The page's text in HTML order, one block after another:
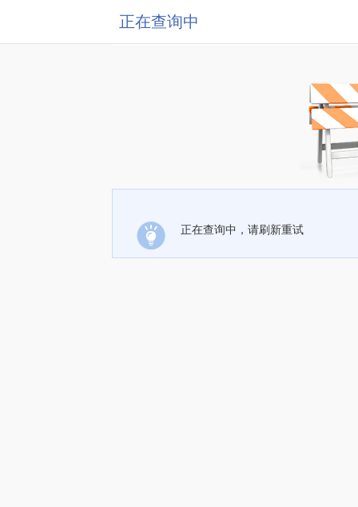
正在查询中
正在查询中，请刷新重试